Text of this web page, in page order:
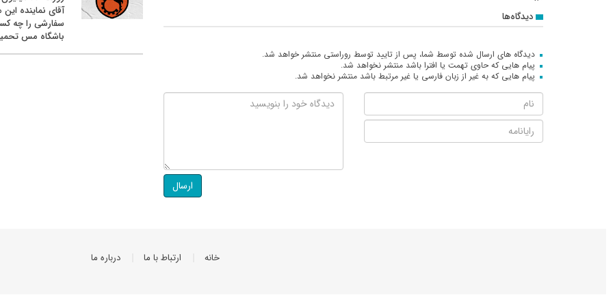
دیدگاه‌ها
دیدگاه های ارسال شده توسط شما، پس از تایید توسط روراستی منتشر خواهد شد.
پیام هایی که حاوی تهمت یا افترا باشد منتشر نخواهد شد.
پیام هایی که به غیر از زبان فارسی یا غیر مرتبط باشد منتشر نخواهد شد.
ارسال
آقای نماینده این
سفارشی را چه
باشگاه مس
خانه ارتباط با ما درباره ما